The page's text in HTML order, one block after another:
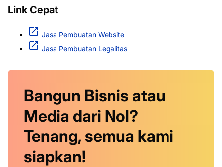
Link Cepat
Jasa Pembuatan Website
Jasa Pembuatan Legalitas
Bangun Bisnis atau
Media dari Nol?
Tenang, semua kami
siapkan!